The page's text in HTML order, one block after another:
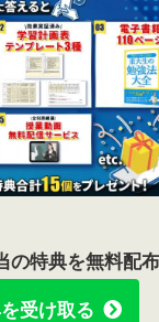
の特典を無料配
受け取る